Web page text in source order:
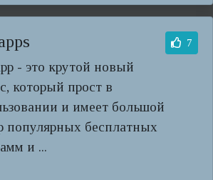
- это крутой новый
который прост в
и имеет большой
популярных бесплатных
и ...
7